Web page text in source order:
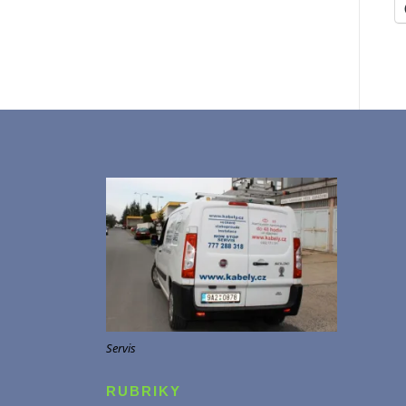
Servis
RUBRIKY